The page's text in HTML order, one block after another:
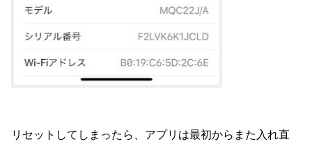
リセットしてしまったら、アプリは最初からまた入れ直